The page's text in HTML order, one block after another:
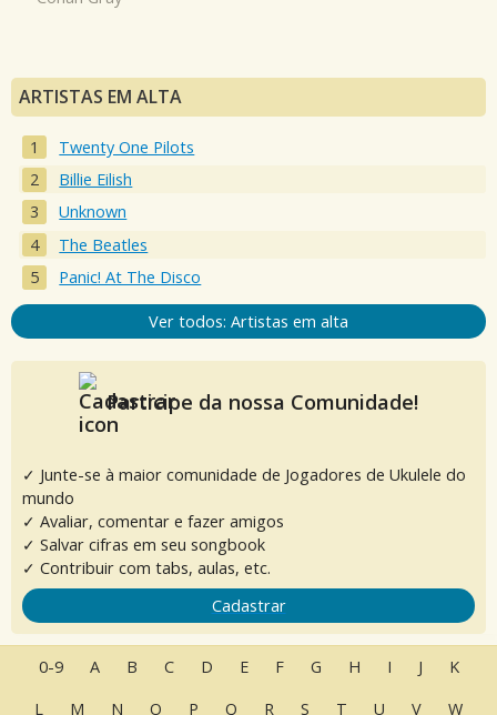
ARTISTAS EM ALTA
Twenty One Pilots
Billie Eilish
Unknown
The Beatles
Panic! At The Disco
Ver todos: Artistas em alta
Participe da nossa Comunidade!
✓ Junte-se à maior comunidade de Jogadores de Ukulele do
mundo
✓ Avaliar, comentar e fazer amigos
✓ Salvar cifras em seu songbook
✓ Contribuir com tabs, aulas, etc.
Cadastrar
0-9 A B C D E F G H I J
K
L
M N O P Q R S T U V W